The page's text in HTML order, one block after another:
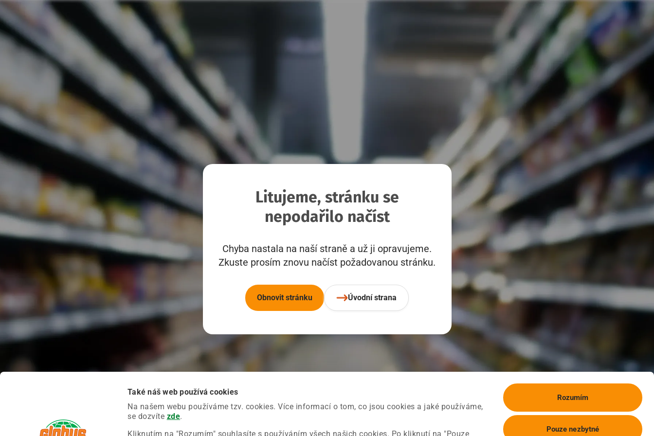
Také náš web používá cookies
Na našem webu používáme tzv. cookies. Více informací o tom, co jsou cookies a jaké používáme,
se dozvíte zde.
Kliknutím na "Rozumím" souhlasíte s používáním všech našich cookies. Po kliknutí na "Pouze
Rozumím
Pouze nezbytné
Litujeme, stránku se
nepodařilo načíst
Chyba nastala na naší straně a už ji opravujeme.
Zkuste prosím znovu načíst požadovanou stránku.
Obnovit stránku Úvodní strana